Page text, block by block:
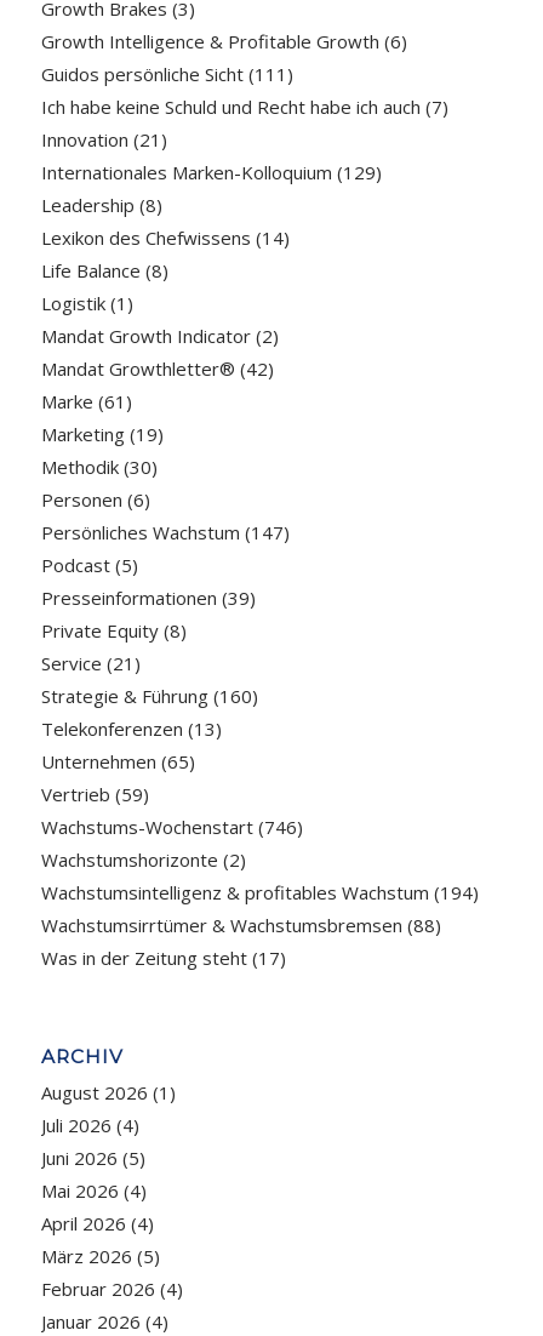
Growth Brakes (3)
Growth Intelligence & Profitable Growth (6)
Guidos persönliche Sicht(111)
Ich habe keine Schuld und Recht habe ich auch (7)
Innovation (21)
Internationales Marken-Kolloquium (129)
Leadership (8)
Lexikon des Chefwissens (14)
Life Balance (8)
Logistik(1)
Mandat Growth Indicator(2)
Mandat Growthletter® (42)
Marke (61)
Marketing(19)
Methodik(30)
Personen (6)
Persönliches Wachstum (147)
Podcast(5)
Presseinformationen (39)
Private Equity(8)
Service (21)
Strategie & Führung(160)
Telekonferenzen (13)
Unternehmen (65)
Vertrieb (59)
Wachstums-Wochenstart(746)
Wachstumshorizonte (2)
Wachstumsintelligenz & profitables Wachstum (194)
Wachstumsirrtümer & Wachstumsbremsen (88)
Was in der Zeitung steht(17)
ARCHIV
August 2026 (1)
Juli 2026 (4)
Juni 2026 (5)
Mai 2026 (4)
April 2026 (4)
März 2026 (5)
Februar 2026 (4)
Januar 2026 (4)